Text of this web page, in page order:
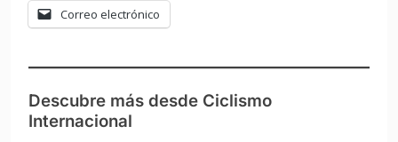
Correo electrónico
Descubre más desde Ciclismo
Internacional